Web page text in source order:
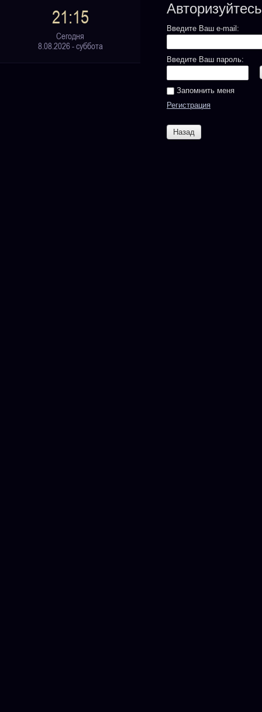
21:15
Сегодня
8.08.2026 - суббота
Введите Ваш e-mail:
Введите Ваш пароль:
Запомнить меня
Регистрация
Назад